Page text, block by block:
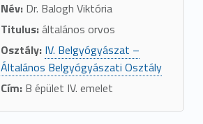
Név:Dr. Balogh Viktória
Titulus:általános orvos
Osztály: IV. Belgyógyászat –
Általános Belgyógyászati Osztály
Cím:B épület IV. emelet